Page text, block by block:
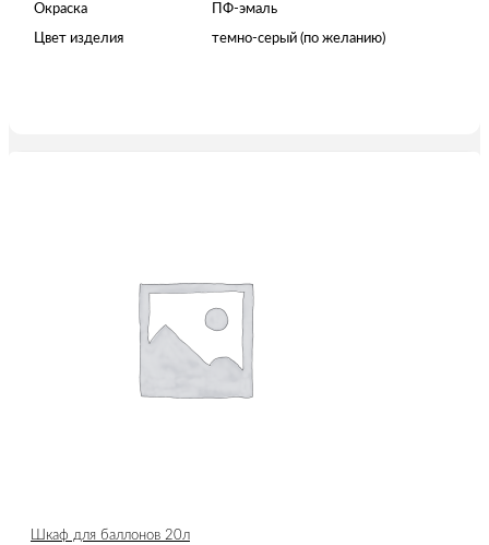
Окраска ПФ-эмаль
Цвет изделия темно-серый (по желанию)
Шкаф для баллонов 20л